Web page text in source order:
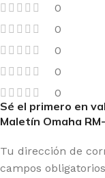
0
0
0
0
0
Sé el primero en
Maletín Omaha
Tu dirección de
campos